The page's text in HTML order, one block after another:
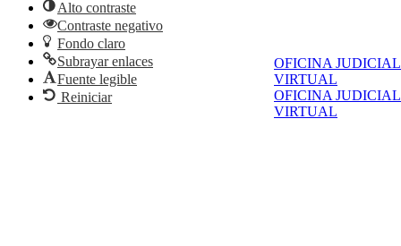
OFICINA JUDICIAL
VIRTUAL
OFICINA JUDICIAL
VIRTUAL
Alto contraste
Contraste negativo
Fondo claro
Subrayar enlaces
Fuente legible
Reiniciar